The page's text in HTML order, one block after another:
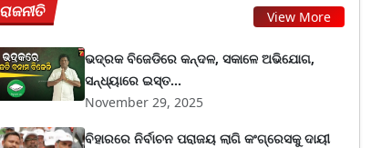
ରାଜନୀତି View More
ଭଦ୍ରକ ବିଜେଡିରେ କନ୍ଦଳ, ସକାଳେ ଅଭିଯୋଗ,
ସନ୍ଧ୍ୟାରେ ଇସ୍ତ...
November 29, 2025
ବିହାରରେ ନିର୍ବାଚନ ପରାଜୟ ଲାଗି କଂଗ୍ରେସକୁ ଦାୟୀ